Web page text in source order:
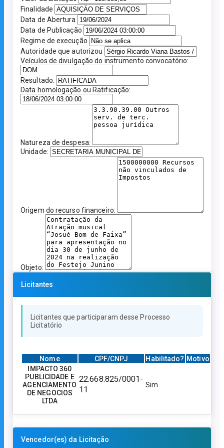
Finalidade
Data de Abertura
Data de Publicação
Regime de execução
Autoridade que autorizou
Veículos de divulgação do instrumento convocatório:
Resultado:
Data homologação ou Ratificação:
Natureza de despesa:
Unidade:
Origem do recurso financeiro:
Objeto:
Licitantes
Licitantes que participaram desse Processo
Licitatório
Nome CPF/CNPJ Habilitado? Motivo
IMPACTO 360
PUBLICIDADE E
AGENCIAMENTO
DE NEGOCIOS
LTDA
22.668.825/0001-
11
Sim
Vencedor(es) da Licitação